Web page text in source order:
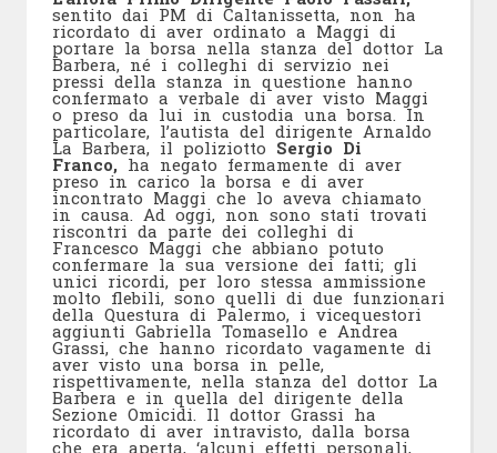
sentito dai PM di Caltanissetta, non ha
ricordato di aver ordinato a Maggi di
portare la borsa nella stanza del dottor La
Barbera, né i colleghi di servizio nei
pressi della stanza in questione hanno
confermato a verbale di aver visto Maggi
o preso da lui in custodia una borsa. In
particolare, l’autista del dirigente Arnaldo
La Barbera, il poliziotto Sergio Di
Franco,ha negato fermamente di aver
preso in carico la borsa e di aver
incontrato Maggi che lo aveva chiamato
in causa. Ad oggi, non sono stati trovati
riscontri da parte dei colleghi di
Francesco Maggi che abbiano potuto
confermare la sua versione dei fatti; gli
unici ricordi, per loro stessa ammissione
molto flebili, sono quelli di due funzionari
della Questura di Palermo, i vicequestori
aggiunti Gabriella Tomasello e Andrea
Grassi, che hanno ricordato vagamente di
aver visto una borsa in pelle,
rispettivamente, nella stanza del dottor La
Barbera e in quella del dirigente della
Sezione Omicidi. Il dottor Grassi ha
ricordato di aver intravisto, dalla borsa
che era aperta, ‘alcuni effetti personali,